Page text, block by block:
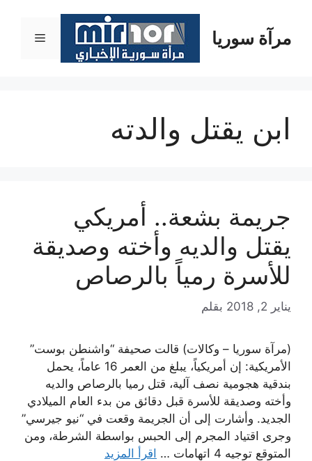
المحتوىمرآة سوريا القائمة
ابن يقتل والدته
جريمة بشعة.. أمريكي
يقتل والديه وأخته وصديقة
للأسرة رمياً بالرصاص
يناير 2, 2018 بقلم
(مرآة سوريا – وكالات) قالت صحيفة “واشنطن بوست”
الأمريكية: إن أمريكياً، يبلغ من العمر 16 عاماً، يحمل
بندقية هجومية نصف آلية، قتل رميا بالرصاص والديه
وأخته وصديقة للأسرة قبل دقائق من بدء العام الميلادي
الجديد. وأشارت إلى أن الجريمة وقعت في “نيو جيرسي”
وجرى اقتياد المجرم إلى الحبس بواسطة الشرطة، ومن
المتوقع توجيه 4 اتهامات …
اقرأ المزيد